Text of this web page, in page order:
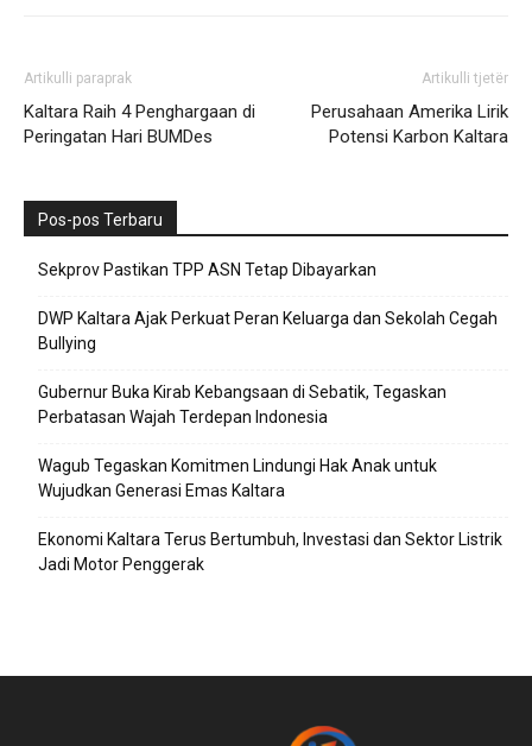
Artikulli paraprak
Kaltara Raih 4 Penghargaan di
Peringatan Hari BUMDes
Artikulli tjetër
Perusahaan Amerika Lirik
Potensi Karbon Kaltara
Pos-pos Terbaru
Sekprov Pastikan TPP ASN Tetap Dibayarkan
DWP Kaltara Ajak Perkuat Peran Keluarga dan Sekolah Cegah
Bullying
Gubernur Buka Kirab Kebangsaan di Sebatik, Tegaskan
Perbatasan Wajah Terdepan Indonesia
Wagub Tegaskan Komitmen Lindungi Hak Anak untuk
Wujudkan Generasi Emas Kaltara
Ekonomi Kaltara Terus Bertumbuh, Investasi dan Sektor Listrik
Jadi Motor Penggerak